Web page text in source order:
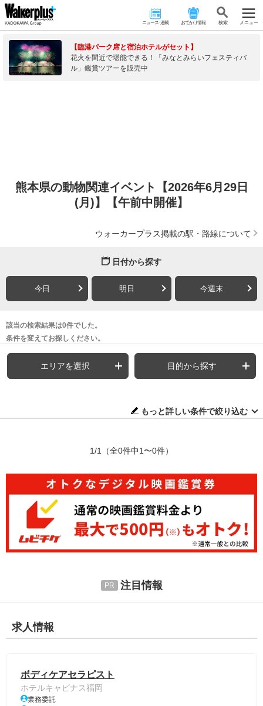
ニュース･連載 おでかけ情報 検 索 メニュー
【臨港パーク席と宿泊ホテルがセット】
花火を間近で堪能できる！「みなとみらいフェスティバ
ル」鑑賞ツアーを販売中
熊本県の動物関連イベント【2026年6月29日
(月)】【午前中開催】
ウォーカープラス掲載の駅・路線について
日付から探す
今日 明日 今週末
該当の検索結果は0件でした。
条件を変えてお探しください。
エリアを選択 目的から探す
もっと詳しい条件で絞り込む
1/1 （全0件中1〜0件）
注目情報
求人情報
ボディケアセラピスト
ホテルキャビナス福岡
業務委託